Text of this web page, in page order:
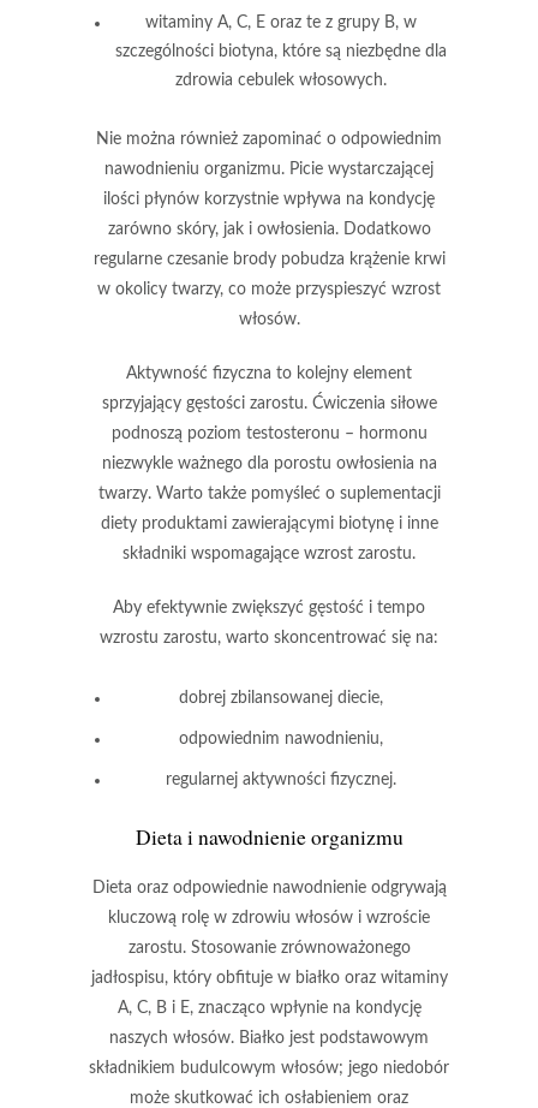
witaminy A, C, Eoraz te z grupy B, w
szczególności biotyna, które są niezbędne dla
zdrowia cebulek włosowych.
Nie można również zapominać o odpowiednim
nawodnieniu organizmu. Picie wystarczającej
ilości płynów korzystnie wpływa na kondycję
zarówno skóry, jak i owłosienia. Dodatkowo
regularne czesanie brodypobudza krążenie krwi
w okolicy twarzy, co może przyspieszyć wzrost
włosów.
Aktywność fizyczna to kolejny element
sprzyjający gęstości zarostu. Ćwiczenia siłowe
podnoszą poziom testosteronu – hormonu
niezwykle ważnego dla porostu owłosienia na
twarzy. Warto także pomyśleć o suplementacji
dietyproduktami zawierającymi biotynę i inne
składniki wspomagające wzrost zarostu.
Aby efektywnie zwiększyć gęstość i tempo
wzrostu zarostu, warto skoncentrować się na:
dobrej zbilansowanej diecie,
odpowiednim nawodnieniu,
regularnej aktywności fizycznej.
Dieta i nawodnienie organizmu
Dieta oraz odpowiednie nawodnienieodgrywają
kluczową rolę w zdrowiu włosów i wzroście
zarostu. Stosowanie zrównoważonego
jadłospisu, który obfituje w białkooraz witaminy
A, C, B i E, znacząco wpłynie na kondycję
naszych włosów. Białko jest podstawowym
składnikiem budulcowym włosów; jego niedobór
może skutkować ich osłabieniem oraz